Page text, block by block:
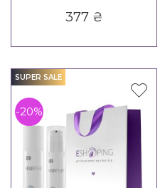
377₴
SUPER SALE
-20%